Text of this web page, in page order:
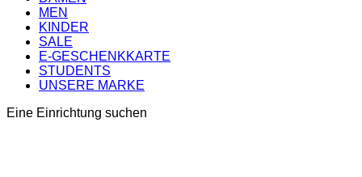
MEN
KINDER
SALE
E-GESCHENKKARTE
STUDENTS
UNSERE MARKE
Eine Einrichtung suchen